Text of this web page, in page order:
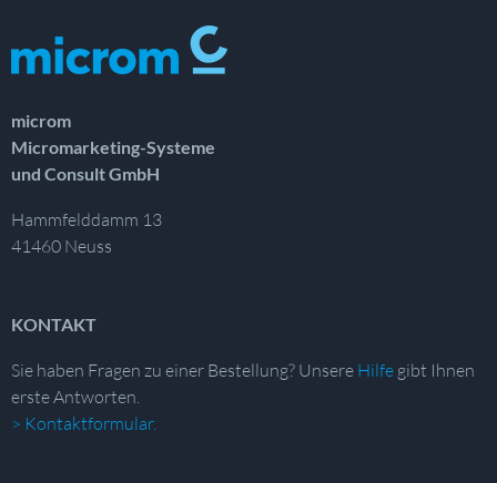
microm
Micromarketing-Systeme
und Consult GmbH
Hammfelddamm 13
41460 Neuss
KONTAKT
Sie haben Fragen zu einer Bestellung? Unsere Hilfe gibt Ihnen
erste Antworten.
> Kontaktformular.